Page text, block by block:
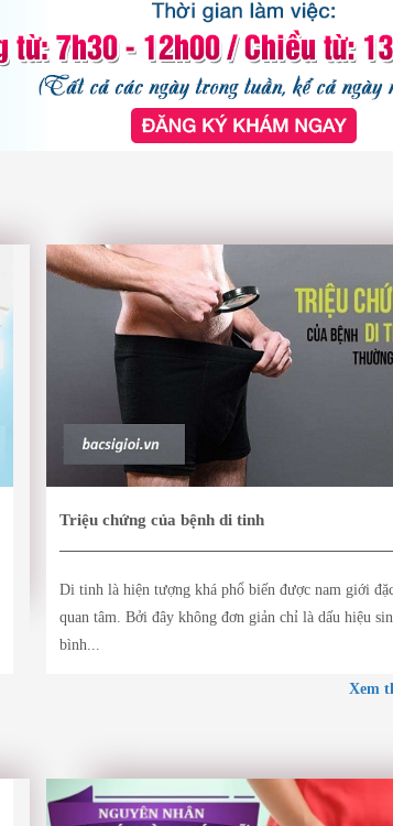
Triệu chứng của bệnh di tinh
Di tinh là hiện tượng khá phổ biến được nam giới
quan tâm. Bởi đây không đơn giản chỉ là dấu hiệu
bình...
Xem